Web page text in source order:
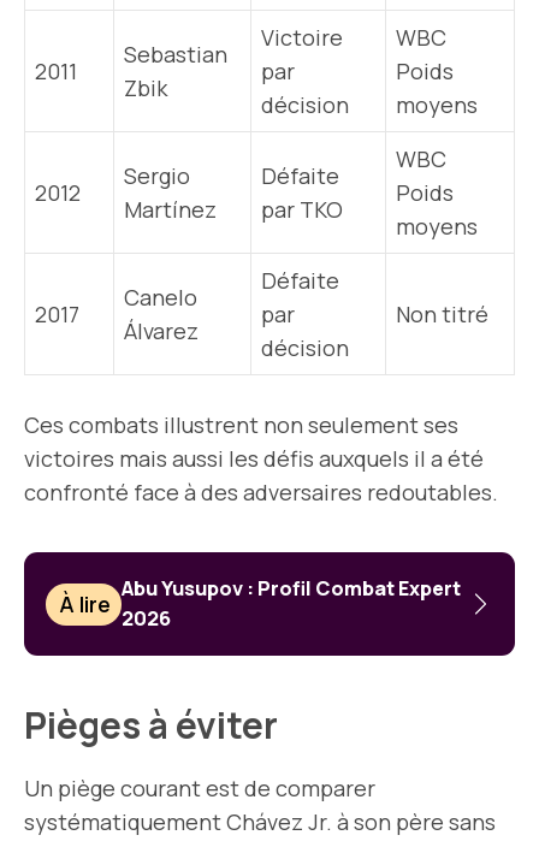
2011
Sebastian
Zbik
Victoire
par
décision
WBC
Poids
moyens
2012
Sergio
Martínez
Défaite
par TKO
WBC
Poids
moyens
2017
Canelo
Álvarez
Défaite
par
décision
Non titré
Ces combats illustrent non seulement ses
victoires mais aussi les défis auxquels il a été
confronté face à des adversaires redoutables.
À lire
Abu Yusupov : Profil Combat Expert
2026
Pièges à éviter
Un piège courant est de comparer
systématiquement Chávez Jr. à son père sans